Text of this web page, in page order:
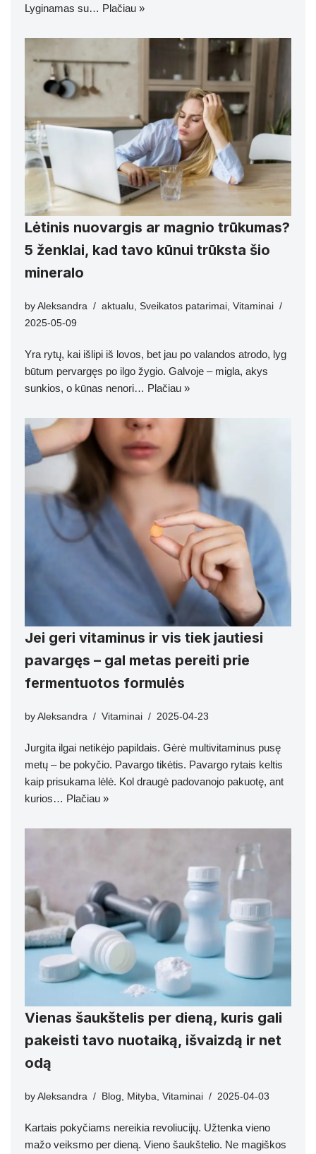
Lyginamas su… Plačiau »
Lėtinis nuovargis ar magnio trūkumas?
5 ženklai, kad tavo kūnui trūksta šio
mineralo
by Aleksandra aktualu, Sveikatos patarimai, Vitaminai
2025-05-09
Yra rytų, kai išlipi iš lovos, bet jau po valandos atrodo, lyg
būtum pervargęs po ilgo žygio. Galvoje – migla, akys
sunkios, o kūnas nenori… Plačiau »
Jei geri vitaminus ir vis tiek jautiesi
pavargęs – gal metas pereiti prie
fermentuotos formulės
by Aleksandra Vitaminai 2025-04-23
Jurgita ilgai netikėjo papildais. Gėrė multivitaminus pusę
metų – be pokyčio. Pavargo tikėtis. Pavargo rytais keltis
kaip prisukama lėlė. Kol draugė padovanojo pakuotę, ant
kurios… Plačiau »
Vienas šaukštelis per dieną, kuris gali
pakeisti tavo nuotaiką, išvaizdą ir net
odą
by Aleksandra Blog, Mityba, Vitaminai 2025-04-03
Kartais pokyčiams nereikia revoliucijų. Užtenka vieno
mažo veiksmo per dieną. Vieno šaukštelio. Ne magiškos